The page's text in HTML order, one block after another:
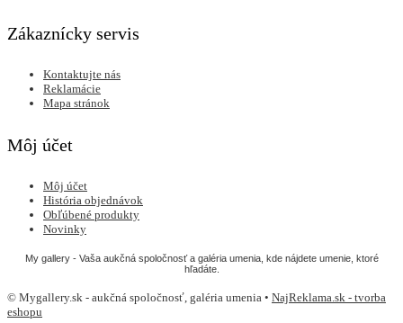
Zákaznícky servis
Kontaktujte nás
Reklamácie
Mapa stránok
Môj účet
Môj účet
História objednávok
Obľúbené produkty
Novinky
My gallery - Vaša aukčná spoločnosť a galéria umenia, kde nájdete umenie, ktoré
hľadáte.
© Mygallery.sk - aukčná spoločnosť, galéria umenia • NajReklama.sk - tvorba
eshopu